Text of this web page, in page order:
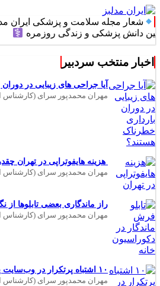
شعار مجله سلامت و پزشکی ایران
پزشکی و زندگی روزمره
اخبار منتخب سردبیر
آیا جراحی های زیبایی در
مهران محمدپور سرای
هزینه هایفوتراپی در تهران
مهران محمدپور سرای
راز ماندگاری بعضی تابلوها از
مهران محمدپور سرای
۱۰ اشتباه پرتکرار در وب‌سایت پزشکان که باعث از دست رفتن بیماران می‌شود
مهران محمدپور سرای